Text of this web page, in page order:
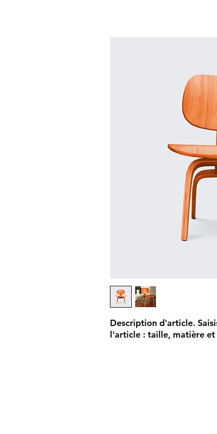
Description d'article.
l'article : taille, matière